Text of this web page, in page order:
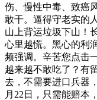
伤、慢性中毒、致癌
敢干。逼得守老实的
山上背运垃圾下山！
心里越慌。黑心的利
频强调。辛苦您点击
越来越不敢吃了？有
去，不需要进口兵器
月22日，只需能赔本